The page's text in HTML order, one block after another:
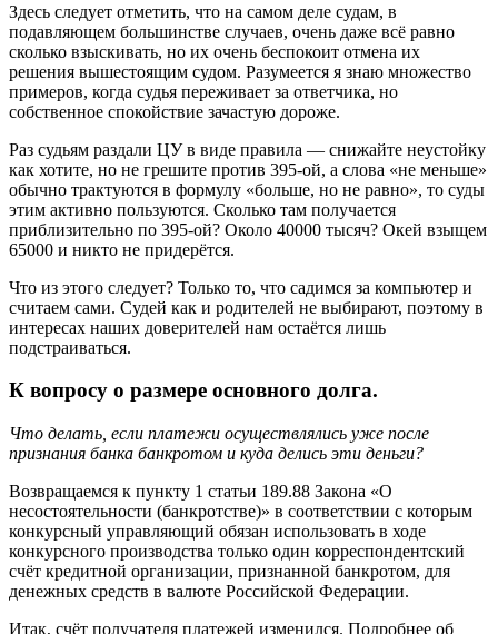
Здесь следует отметить, что на самом деле судам, в
подавляющем большинстве случаев, очень даже всё равно
сколько взыскивать, но их очень беспокоит отмена их
решения вышестоящим судом. Разумеется я знаю множество
примеров, когда судья переживает за ответчика, но
собственное спокойствие зачастую дороже.
Раз судьям раздали ЦУ в виде правила — снижайте неустойку
как хотите, но не грешите против 395-ой, а слова «не меньше»
обычно трактуются в формулу «больше, но не равно», то суды
этим активно пользуются. Сколько там получается
приблизительно по 395-ой? Около 40000 тысяч? Окей взыщем
65000 и никто не придерётся.
Что из этого следует? Только то, что садимся за компьютер и
считаем сами. Судей как и родителей не выбирают, поэтому в
интересах наших доверителей нам остаётся лишь
подстраиваться.
К вопросу о размере основного долга.
Что делать, если платежи осуществлялись уже после
признания банка банкротом и куда делись эти деньги?
Возвращаемся к пункту 1 статьи 189.88 Закона «О
несостоятельности (банкротстве)» в соответствии с которым
конкурсный управляющий обязан использовать в ходе
конкурсного производства только один корреспондентский
счёт кредитной организации, признанной банкротом, для
денежных средств в валюте Российской Федерации.
Итак, счёт получателя платежей изменился. Подробнее об